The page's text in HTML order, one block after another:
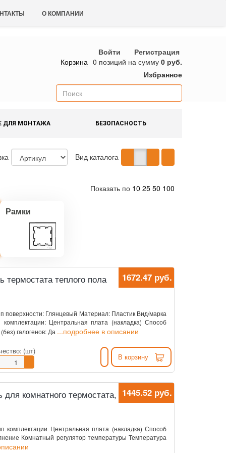
О КОМПАНИИ
Войти
Регистрация
Корзина 0 позиций на сумму 0 руб.
Избранное
ДЛЯ МОНТАЖА БЕЗОПАСНОСТЬ
Bид каталога
Показать по 10 25 50 100
Рамки
1672.47 руб.
термостата теплого пола
поверхности: Глянцевый Материал: Пластик Вид/марка
Центральная плата (накладка) Способ
галогенов: Да ...подробнее в описании
(шт)
В корзину
1445.52 руб.
комнатного термостата,
Центральная плата (накладка) Способ
Комнатный регулятор температуры Температура